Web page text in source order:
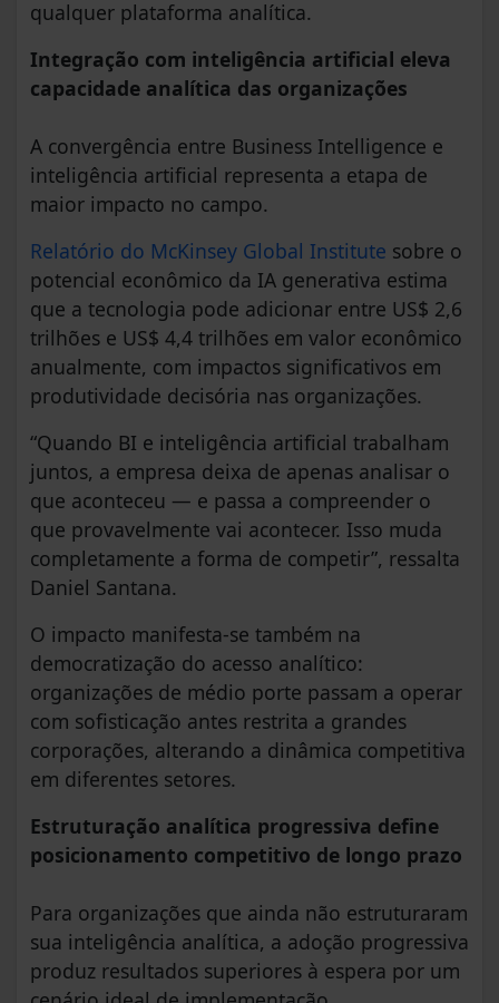
qualquer plataforma analítica.
Integração com inteligência artificial eleva
capacidade analítica das organizações
A convergência entre Business Intelligence e
inteligência artificial representa a etapa de
maior impacto no campo.
Relatório do McKinsey Global Institute sobre o
potencial econômico da IA generativa estima
que a tecnologia pode adicionar entre US$ 2,6
trilhões e US$ 4,4 trilhões em valor econômico
anualmente, com impactos significativos em
produtividade decisória nas organizações.
“Quando BI e inteligência artificial trabalham
juntos, a empresa deixa de apenas analisar o
que aconteceu — e passa a compreender o
que provavelmente vai acontecer. Isso muda
completamente a forma de competir”, ressalta
Daniel Santana.
O impacto manifesta-se também na
democratização do acesso analítico:
organizações de médio porte passam a operar
com sofisticação antes restrita a grandes
corporações, alterando a dinâmica competitiva
em diferentes setores.
Estruturação analítica progressiva define
posicionamento competitivo de longo prazo
Para organizações que ainda não estruturaram
sua inteligência analítica, a adoção progressiva
produz resultados superiores à espera por um